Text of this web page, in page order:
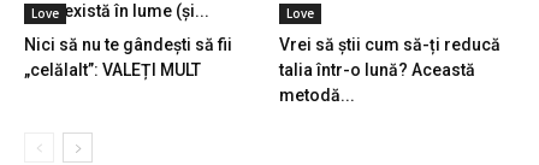
care există în lume (și...
Love
Nici să nu te gândești să fii
„celălalt”: VALEȚI MULT
Love
Vrei să știi cum să-ți reducă
talia într-o lună? Această
metodă...